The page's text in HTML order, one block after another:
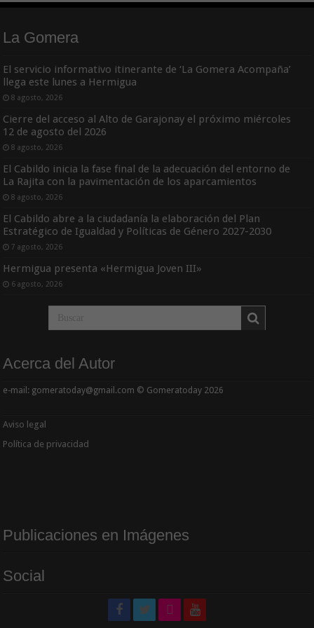
La Gomera
El servicio informativo itinerante de ‘La Gomera Acompaña’
llega este lunes a Hermigua
8 agosto, 2026
Cierre del acceso al Alto de Garajonay el próximo miércoles
12 de agosto del 2026
8 agosto, 2026
El Cabildo inicia la fase final de la adecuación del entorno de
La Rajita con la pavimentación de los aparcamientos
8 agosto, 2026
El Cabildo abre a la ciudadanía la elaboración del Plan
Estratégico de Igualdad y Políticas de Género 2027-2030
7 agosto, 2026
Hermigua presenta «Hermigua Joven III»
6 agosto, 2026
Acerca del Autor
e-mail: gomeratoday@gmail.com © Gomeratoday 2026
Aviso legal
Política de privacidad
Publicaciones en Imágenes
Social